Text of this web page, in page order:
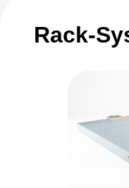
Modellen und
das am besten
Rack-